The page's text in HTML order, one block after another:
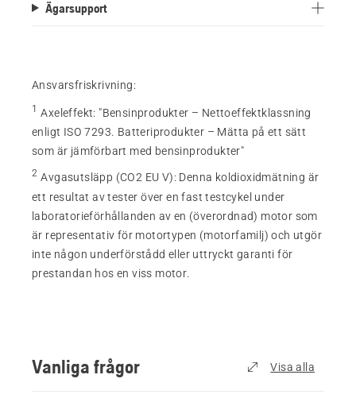
Ägarsupport
Ansvarsfriskrivning:
1 Axeleffekt: "Bensinprodukter – Nettoeffektklassning
enligt ISO 7293. Batteriprodukter – Mätta på ett sätt
som är jämförbart med bensinprodukter"
2 Avgasutsläpp (CO2 EU V): Denna koldioxidmätning är
ett resultat av tester över en fast testcykel under
laboratorieförhållanden av en (överordnad) motor som
är representativ för motortypen (motorfamilj) och utgör
inte någon underförstådd eller uttryckt garanti för
prestandan hos en viss motor.
Vanliga frågor Visa alla